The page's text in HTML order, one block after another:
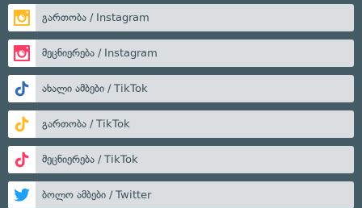
გართობა / Instagram
მეცნიერება / Instagram
ახალი ამბები / TikTok
გართობა / TikTok
მეცნიერება / TikTok
ბოლო ამბები / Twitter